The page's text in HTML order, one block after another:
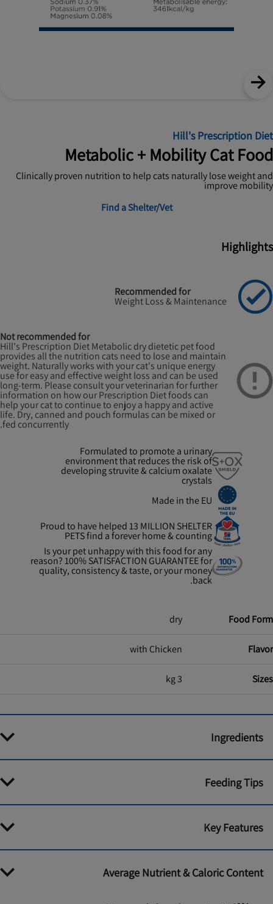
Hill's Prescription Diet
Metabolic + Mobility Cat Food
Clinically proven nutrition to help cats naturally lose weight and
improve mobility
Find a Shelter/Vet
Highlights
Recommended for
Weight Loss & Maintenance
Not recommended for
Hill's Prescription Diet Metabolic dry dietetic pet food
provides all the nutrition cats need to lose and maintain
weight. Naturally works with your cat's unique energy
use for easy and effective weight loss and can be used
long-term. Please consult your veterinarian for further
information on how our Prescription Diet foods can
help your cat to continue to enjoy a happy and active
life. Dry, canned and pouch formulas can be mixed or
fed concurrently.
Formulated to promote a urinary
environment that reduces the risk of
developing struvite & calcium oxalate
crystals
Made in the EU
Proud to have helped 13 MILLION SHELTER
PETS find a forever home & counting
Is your pet unhappy with this food for any
reason? 100% SATISFACTION GUARANTEE for
quality, consistency & taste, or your money
back.
Food Form
dry
Flavor
with Chicken
Sizes
3 kg
Ingredients
Feeding Tips
Key Features
Average Nutrient & Caloric Content